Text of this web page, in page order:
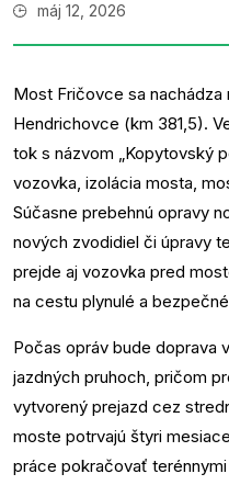
máj 12, 2026
Most Fričovce sa nachádza
Hendrichovce (km 381,5).
tok s názvom „Kopytovský
vozovka, izolácia mosta,
Súčasne prebehnú opravy
nových zvodidiel či úpravy
prejde aj vozovka pred
na cestu plynulé a
Počas opráv bude doprava
jazdných pruhoch, pričom
vytvorený prejazd cez
moste potrvajú štyri
práce pokračovať